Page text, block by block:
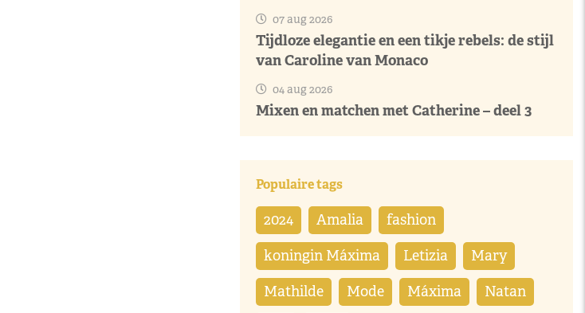
07 aug 2026
Tijdloze elegantie en een tikje rebels: de stijl
van Caroline van Monaco
04 aug 2026
Mixen en matchen met Catherine – deel 3
Populaire tags
2024 Amalia fashion
koningin Máxima Letizia Mary
Mathilde Mode Máxima Natan